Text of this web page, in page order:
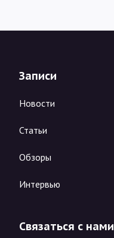
Записи
Новости
Статьи
Обзоры
Интервью
Связаться с нами